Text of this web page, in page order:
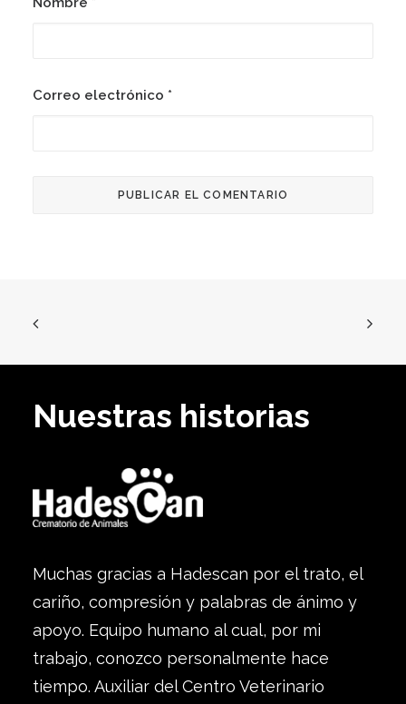
Correo electrónico *
Nuestras historias
Muchas gracias a Hadescan por el trato, el
cariño, compresión y palabras de ánimo y
apoyo. Equipo humano al cual, por mi
trabajo, conozco personalmente hace
tiempo. Auxiliar del Centro Veterinario